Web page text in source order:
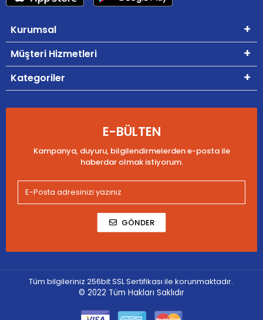
Kurumsal
Müşteri Hizmetleri
Kategoriler
E-BÜLTEN
Kampanya, duyuru, bilgilendirmelerden e-posta ile
haberdar olmak istiyorum.
GÖNDER
Tüm bilgileriniz 256bit SSL Sertifikası ile korunmaktadır.
© 2022 Tüm Hakları Saklıdır